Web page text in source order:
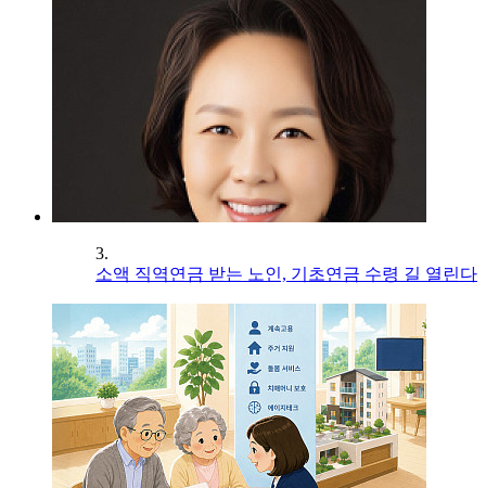
3.
소액 직역연금 받는 노인, 기초연금 수령 길 열린다